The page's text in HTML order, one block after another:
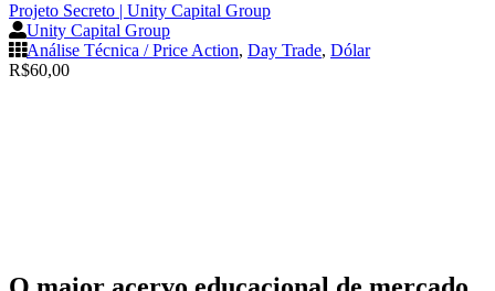
Projeto Secreto | Unity Capital Group
Unity Capital Group
Análise Técnica / Price Action, Day Trade, Dólar
R$60,00